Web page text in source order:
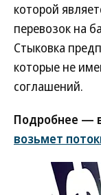
которой
перевозок на
Стыковка
которые не
соглашений.
Подробнее —
возьмет